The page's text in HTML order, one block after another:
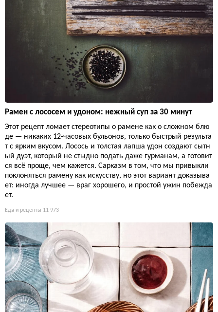
Рамен с лососем и удоном: нежный суп за 30 минут
Этот рецепт ломает стереотипы о рамене как о сложном блю
де — никаких 12-часовых бульонов, только быстрый результа
т с ярким вкусом. Лосось и толстая лапша удон создают сытн
ый дуэт, который не стыдно подать даже гурманам, а готовит
ся всё проще, чем кажется. Сарказм в том, что мы привыкли
поклоняться рамену как искусству, но этот вариант доказыва
ет: иногда лучшее — враг хорошего, и простой ужин побежда
ет.
Еда и рецепты 11 973